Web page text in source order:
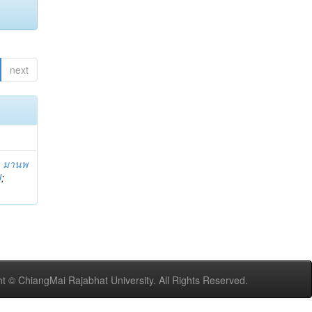
next
มานพ
;
© ChiangMai Rajabhat University. All Rights Reserved.